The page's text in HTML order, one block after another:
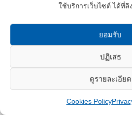
ใช้บริการเว็บไซต์ ได้ที่ลิ
ยอมรับ
ปฏิเสธ
ดูรายละเอียด
Cookies Policy
เจ ดับบลิว เอส คอนสตรัคชั่น ร่ว
ให้กับผู้ติดเชื้อ COVID-19 และบุค